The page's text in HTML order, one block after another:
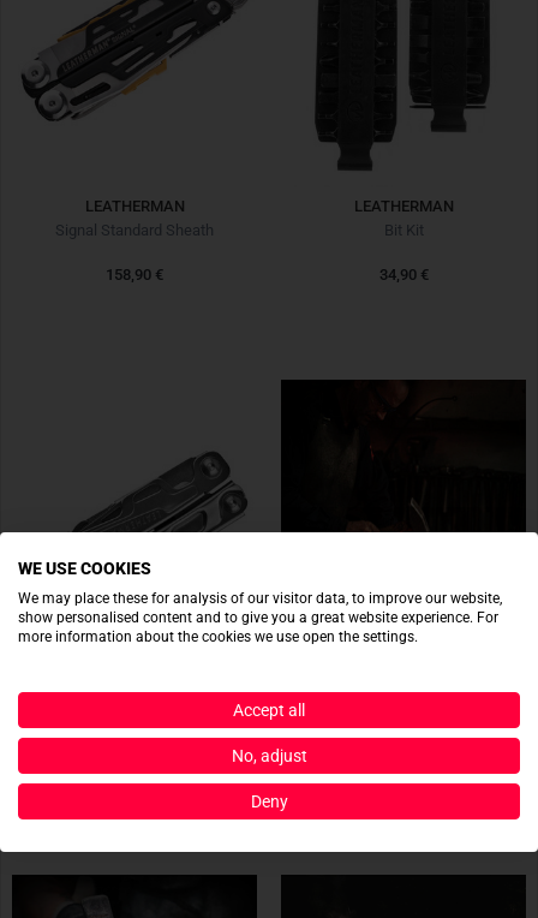
LEATHERMAN
Signal Standard Sheath
158,90 €
LEATHERMAN
Bit Kit
34,90 €
REV
Cours de forge exclusif de 5 jour
WE USE COOKIES
We may place these for analysis of our visitor data, to improve our website,
show personalised content and to give you a great website experience. For
more information about the cookies we use open the settings.
Accept all
No, adjust
Deny